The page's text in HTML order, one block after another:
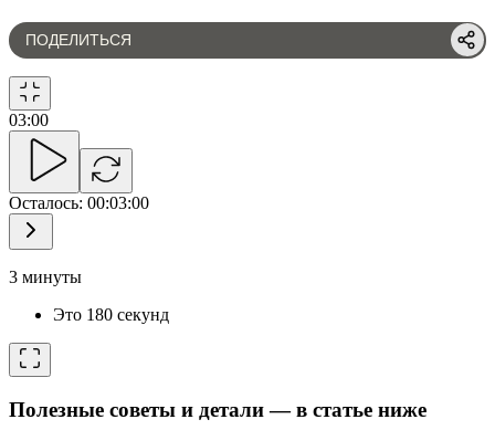
ПОДЕЛИТЬСЯ
03:00
Осталось: 00:03:00
3 минуты
Это 180 секунд
Полезные советы и детали — в статье ниже